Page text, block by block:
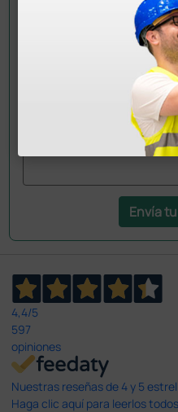
¿Todavía tienes alguna
Envía ahora mismo tu
han adquirido este
Envía
4,4/5
597
opiniones
Nuestras reseñas de 4 y 5
Haga clic aquí para leerlos